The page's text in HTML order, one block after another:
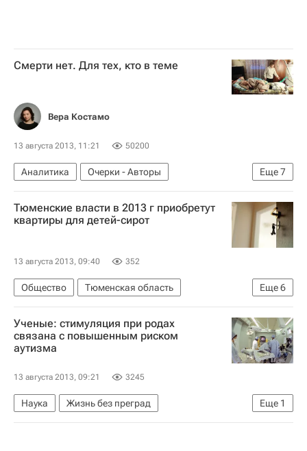
Смерти нет. Для тех, кто в теме
Вера Костамо
13 августа 2013, 11:21 50200
Еще7
Аналитика
Очерки - Авторы
Новости Подмосковья
Жизнь без преград
Европа
Весь мир
Министерство здравоохранения РФ (Минздрав России)
Фонд "Вера"
Россия
Тюменские власти в 2013 г приобретут
квартиры для детей-сирот
13 августа 2013, 09:40 352
Еще6
Общество
Тюменская область
Жизнь без преград
Весь мир
Европа
Уральский ФО
Детские вопросы
Ученые: стимуляция при родах
связана с повышенным риском
аутизма
13 августа 2013, 09:21 3245
Еще 1
Наука
Жизнь без преград
Диагноз, которого нет